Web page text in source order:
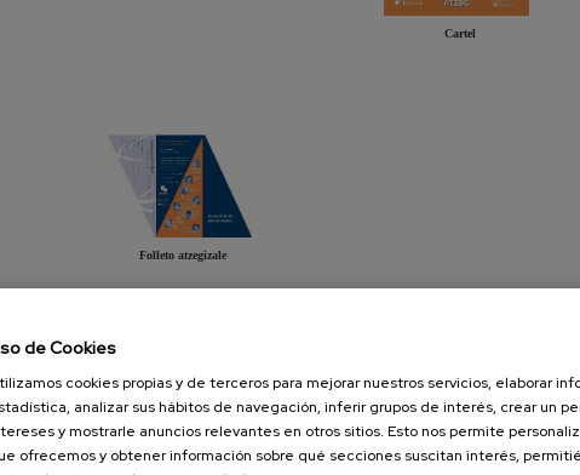
Cartel
Folleto atzegizale
de Cookies
cookies propias y de terceros para mejorar nuestros servicios, elaborar
analizar sus hábitos de navegación, inferir grupos de interés, crear un
y mostrarle anuncios relevantes en otros sitios. Esto nos permite
ofrecemos y obtener información sobre qué secciones suscitan interés,